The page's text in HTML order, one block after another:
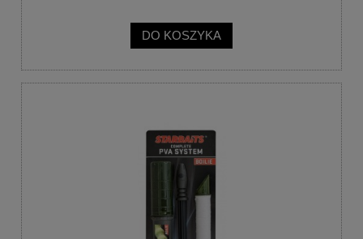
DO KOSZYKA